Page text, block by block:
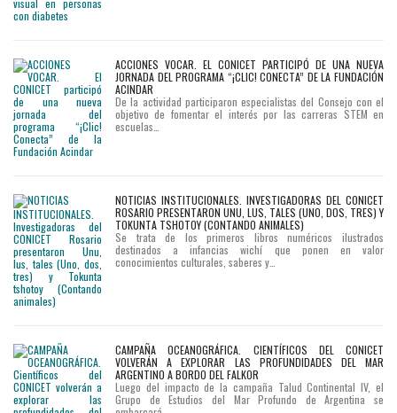
ACCIONES VOCAR. EL CONICET PARTICIPÓ DE UNA NUEVA
JORNADA DEL PROGRAMA “¡CLIC! CONECTA” DE LA FUNDACIÓN
ACINDAR
De la actividad participaron especialistas del Consejo con el
objetivo de fomentar el interés por las carreras STEM en
escuelas…
NOTICIAS INSTITUCIONALES. INVESTIGADORAS DEL CONICET
ROSARIO PRESENTARON UNU, LUS, TALES (UNO, DOS, TRES) Y
TOKUNTA TSHOTOY (CONTANDO ANIMALES)
Se trata de los primeros libros numéricos ilustrados
destinados a infancias wichí que ponen en valor
conocimientos culturales, saberes y…
CAMPAÑA OCEANOGRÁFICA. CIENTÍFICOS DEL CONICET
VOLVERÁN A EXPLORAR LAS PROFUNDIDADES DEL MAR
ARGENTINO A BORDO DEL FALKOR
Luego del impacto de la campaña Talud Continental IV, el
Grupo de Estudios del Mar Profundo de Argentina se